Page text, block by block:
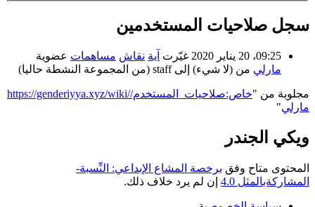
سجل صلاحيات المستخدمين
09:25، 20 يناير 2020 غيّرت آية نقاش مساهمات عضوية
مارلي من (لا شيء) إلى staff (من المجموعة النشطة حاليا)
مجلوبة من "
https://genderiyya.xyz/wiki/خاص:صلاحيات_المستخدم/
مارلي"
ويكي الجندر
المحتوى متاح وفق برخصة المشاع الإبداعي: النِّسبة-
المشاركةبالمثل 4.0
إن لم يرد خلاف ذلك.